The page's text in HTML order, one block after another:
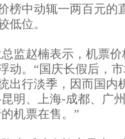
榜中动辄一两百元的
低位。
监赵楠表示，机票
动。“国庆长假后，
出行淡季，因而国内
明、上海-成都、广
机票在售。”